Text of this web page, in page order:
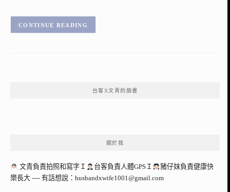
CONTINUE READING
台客X文青的臉書
關於我
文青負責拍照和寫字Ｉ 台客負責人體GPSＩ
豬仔妹負責健康快
樂長大 ---- 有話想說： husbandxwife1001@gmail.com